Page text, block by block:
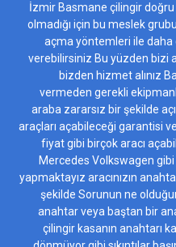
İzmir Basmane çilingir
olmadığı için bu meslek
açma yöntemleri ile
verebilirsiniz Bu yüzden bizi
bizden hizmet alınız
vermeden gerekli
araba zararsız bir şekilde
araçları açabileceği garantisi
fiyat gibi birçok aracı
Mercedes Volkswagen gibi
yapmaktayız aracınızın
şekilde Sorunun ne
anahtar veya baştan bir
çilingir kasanın anahtarı